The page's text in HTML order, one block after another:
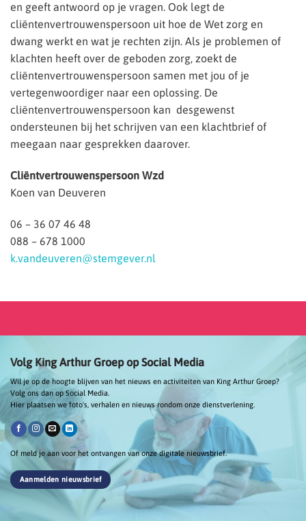
en geeft antwoord op je vragen. Ook legt de
cliëntenvertrouwenspersoon uit hoe de Wet zorg en
dwang werkt en wat je rechten zijn. Als je problemen of
klachten heeft over de geboden zorg, zoekt de
cliëntenvertrouwenspersoon samen met jou of je
vertegenwoordiger naar een oplossing. De
cliëntenvertrouwenspersoon kan desgewenst
ondersteunen bij het schrijven van een klachtbrief of
meegaan naar gesprekken daarover.
Cliëntvertrouwenspersoon Wzd
Koen van Deuveren
06 – 36 07 46 48
088 – 678 1000
k.vandeuveren@stemgever.nl
Volg King Arthur Groep op Social Media
Wil je op de hoogte blijven van het nieuws en activiteiten van King Arthur Groep?
Volg ons dan op Social Media.
Hier plaatsen we foto's, verhalen en nieuws rondom onze dienstverlening.
Of meld je aan voor het ontvangen van onze digitale nieuwsbrief.
Aanmelden nieuwsbrief